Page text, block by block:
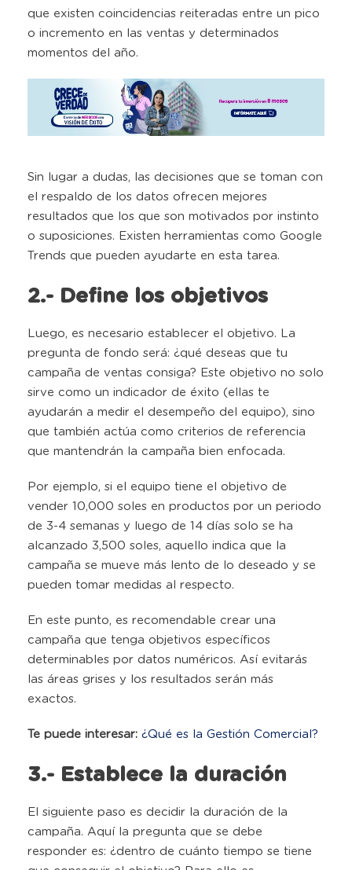
que existen coincidencias reiteradas entre un pico
o incremento en las ventas y determinados
momentos del año.
Sin lugar a dudas, las decisiones que se toman con
el respaldo de los datos ofrecen mejores
resultados que los que son motivados por instinto
o suposiciones. Existen herramientas como Google
Trends que pueden ayudarte en esta tarea.
2.- Define los objetivos
Luego, es necesario establecer el objetivo. La
pregunta de fondo será: ¿qué deseas que tu
campaña de ventas consiga? Este objetivo no solo
sirve como un indicador de éxito (ellas te
ayudarán a medir el desempeño del equipo), sino
que también actúa como criterios de referencia
que mantendrán la campaña bien enfocada.
Por ejemplo, si el equipo tiene el objetivo de
vender 10,000 soles en productos por un periodo
de 3-4 semanas y luego de 14 días solo se ha
alcanzado 3,500 soles, aquello indica que la
campaña se mueve más lento de lo deseado y se
pueden tomar medidas al respecto.
En este punto, es recomendable crear una
campaña que tenga objetivos específicos
determinables por datos numéricos. Así evitarás
las áreas grises y los resultados serán más
exactos.
Te puede interesar: ¿Qué es la Gestión Comercial?
3.- Establece la duración
El siguiente paso es decidir la duración de la
campaña. Aquí la pregunta que se debe
responder es: ¿dentro de cuánto tiempo se tiene